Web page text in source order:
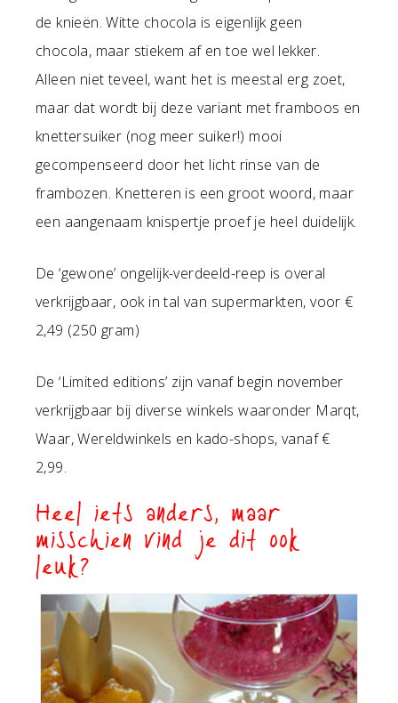
de knieën. Witte chocola is eigenlijk geen
chocola, maar stiekem af en toe wel lekker.
Alleen niet teveel, want het is meestal erg zoet,
maar dat wordt bij deze variant met framboos en
knettersuiker (nog meer suiker!) mooi
gecompenseerd door het licht rinse van de
frambozen. Knetteren is een groot woord, maar
een aangenaam knispertje proef je heel duidelijk.
De ‘gewone’ ongelijk-verdeeld-reep is overal
verkrijgbaar, ook in tal van supermarkten, voor €
2,49 (250 gram)
De ‘Limited editions’ zijn vanaf begin november
verkrijgbaar bij diverse winkels waaronder Marqt,
Waar, Wereldwinkels en kado-shops, vanaf €
2,99.
Heel iets anders, maar
misschien vind je dit ook
leuk?